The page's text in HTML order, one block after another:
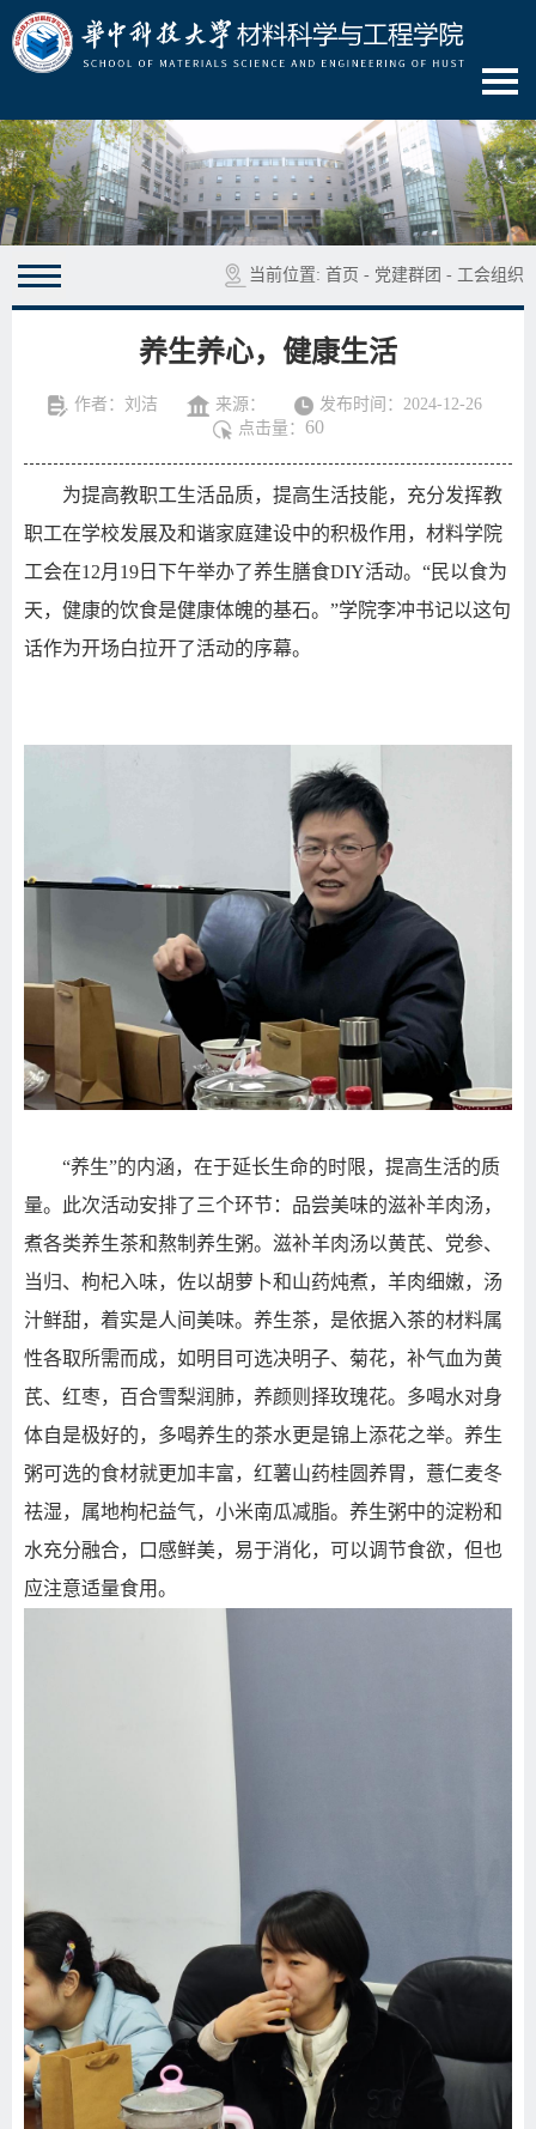
当前位置: 首页 - 党建群团 - 工会组织
养生养心，健康生活
作者：刘洁 来源：
发布时间：2024-12-26
点击量： 60
为提高教职工生活品质，提高生活技能，充分发挥教
职工在学校发展及和谐家庭建设中的积极作用，材料学院
工会在12月 19 日下午举办了养生膳食DIY活动。“民以食为
天，健康的饮食是健康体魄的基石。”学院李冲书记以这句
话作为开场白拉开了活动的序幕。
“养生”的内涵，在于延长生命的时限，提高生活的质
量。此次活动安排了三个环节：品尝美味的滋补羊肉汤，
煮各类养生茶和熬制养生粥。 滋补羊肉汤以黄芪、党参、
当归、枸杞入味，佐以胡萝卜和山药炖煮，羊肉细嫩，汤
汁鲜甜，着实是人间美味。养生茶，是依据入茶的材料属
性各取所需而成，如明目可选决明子、菊花，补气血为黄
芪、红枣，百合雪梨润肺，养颜则择玫瑰花。多喝水对身
体自是极好的，多喝养生的茶水更是锦上添花之举。养生
粥可选的食材就更加丰富，红薯山药桂圆养胃，薏仁麦冬
祛湿，属地枸杞益气，小米南瓜减脂。养生粥中的淀粉和
水充分融合，口感鲜美，易于消化，可以调节食欲，但也
应注意适量食用。